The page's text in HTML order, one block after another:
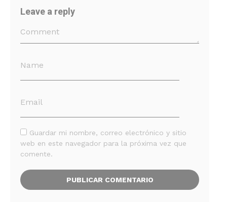
Leave a reply
Guardar mi nombre, correo electrónico y sitio
web en este navegador para la próxima vez que
comente.